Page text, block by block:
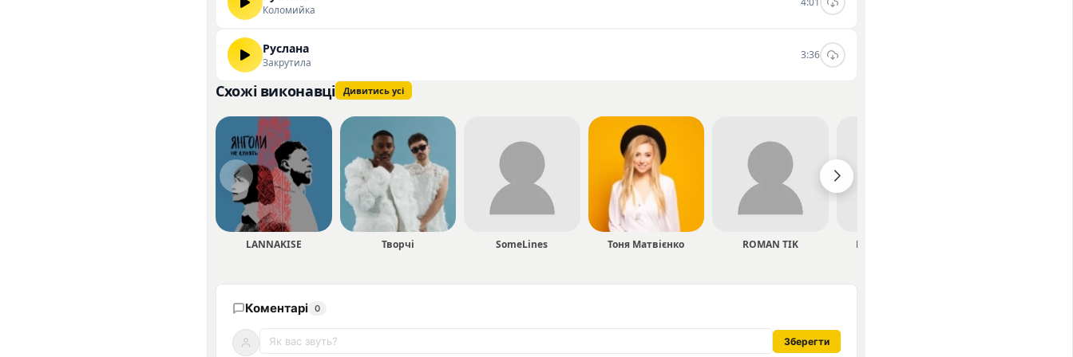
Коломийка
Руслана
Закрутила
3:36
Схожі виконавці Дивитись усі
LANNAKISE Творчі SomeLines Тоня Матвієнко ROMAN TIK Бодя Бадьорий
Коментарі 0
Зберегти